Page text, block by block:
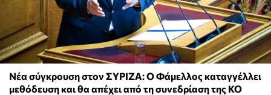
Νέα σύγκρουση στον ΣΥΡΙΖΑ: Ο Φάμελλος καταγγέλλει
μεθόδευση και θα απέχει από τη συνεδρίαση της ΚΟ